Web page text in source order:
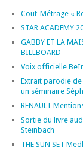
Cout-Métrage «
STAR ACADEMY
GABBY ET LA
BILLBOARD
Voix officielle
Extrait parodie
un séminaire
RENAULT
Sortie du livre
Steinbach
THE SUN SET